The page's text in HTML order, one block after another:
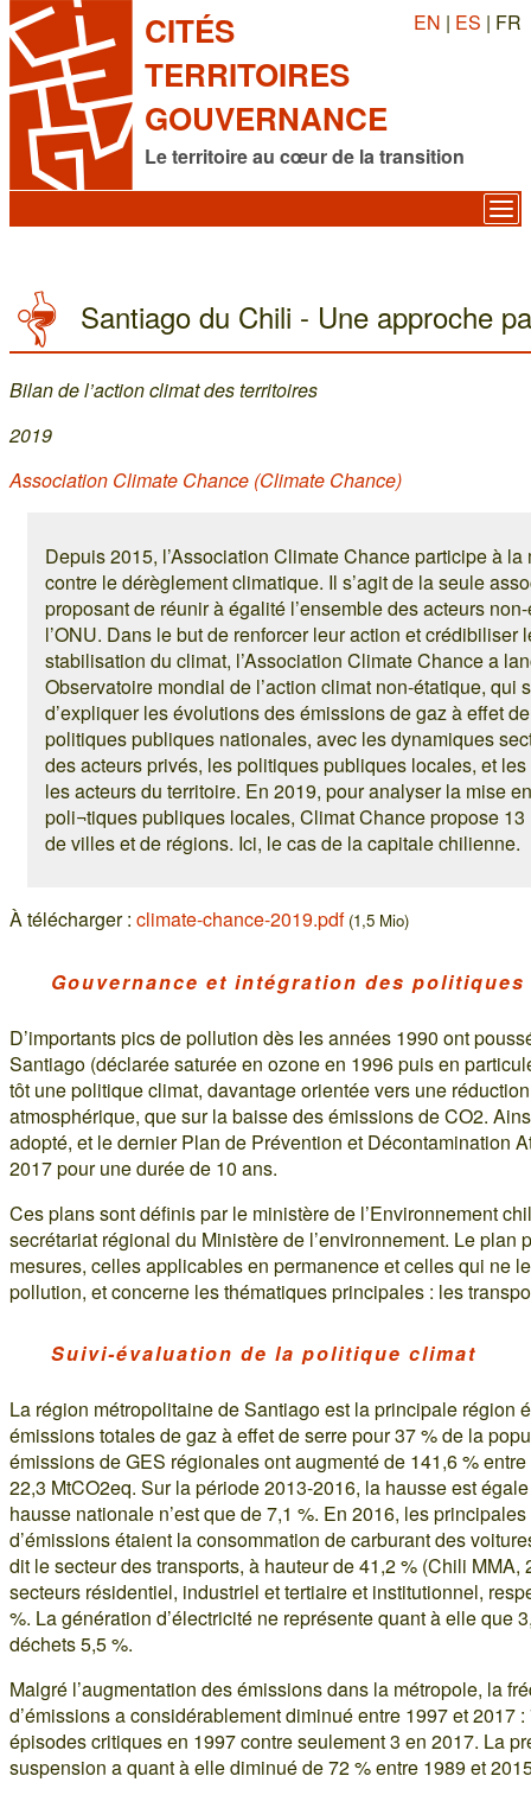
CITÉS
TERRITOIRES
GOUVERNANCE
Le territoire au cœur de la transition
EN | ES | FR
Santiago du Chili - Une approche
Bilan de l’action climat des territoires
2019
Association Climate Chance (Climate Chance)
Depuis 2015, l’Association Climate Chance participe à
contre le dérèglement climatique. Il s’agit de la seule
proposant de réunir à égalité l’ensemble des acteurs
l’ONU. Dans le but de renforcer leur action et crédibiliser
stabilisation du climat, l’Association Climate Chance a
Observatoire mondial de l’action climat non-étatique, qui
d’expliquer les évolutions des émissions de gaz à effet
politiques publiques nationales, avec les dynamiques
des acteurs privés, les politiques publiques locales, et
les acteurs du territoire. En 2019, pour analyser la mise
poli¬tiques publiques locales, Climat Chance propose 13
de villes et de régions. Ici, le cas de la capitale chilienne.
À télécharger : climate-chance-2019.pdf (1,5 Mio)
Gouvernance et intégration des
D’importants pics de pollution dès les années 1990 ont
Santiago (déclarée saturée en ozone en 1996 puis en
tôt une politique climat, davantage orientée vers une
atmosphérique, que sur la baisse des émissions de CO2.
adopté, et le dernier Plan de Prévention et Décontamination
2017 pour une durée de 10 ans.
Ces plans sont définis par le ministère de l’Environnement
secrétariat régional du Ministère de l’environnement. Le plan
mesures, celles applicables en permanence et celles qui ne
pollution, et concerne les thématiques principales : les
Suivi-évaluation de la politique climat
La région métropolitaine de Santiago est la principale région
émissions totales de gaz à effet de serre pour 37 % de la
émissions de GES régionales ont augmenté de 141,6 %
22,3 MtCO2eq. Sur la période 2013-2016, la hausse est
hausse nationale n’est que de 7,1 %. En 2016, les
d’émissions étaient la consommation de carburant des
dit le secteur des transports, à hauteur de 41,2 % (Chili MMA,
secteurs résidentiel, industriel et tertiaire et institutionnel,
%. La génération d’électricité ne représente quant à elle que
déchets 5,5 %.
Malgré l’augmentation des émissions dans la métropole, la
d’émissions a considérablement diminué entre 1997 et 2017
épisodes critiques en 1997 contre seulement 3 en 2017. La
suspension a quant à elle diminué de 72 % entre 1989 et